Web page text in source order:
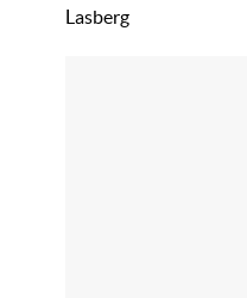
Lasberg